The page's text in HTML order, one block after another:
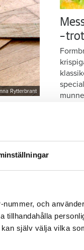
och
tillhandahålla
själv välja vilka
Rytterbrant
går till
ut i
Hon
–
Så